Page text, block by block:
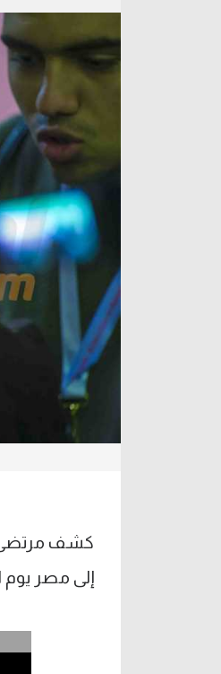
آراء حرة
ركن
كشف مرتضى
إلى مصر يوم